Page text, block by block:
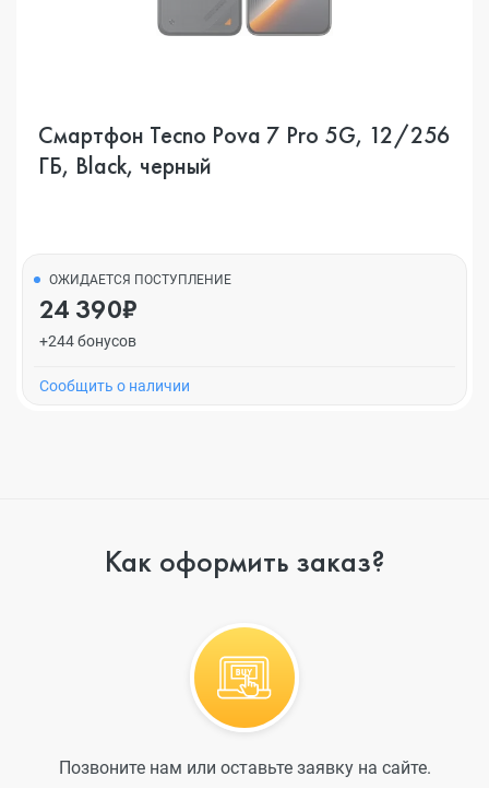
Смартфон Tecno Pova 7 Pro 5G, 12/256
ГБ, Black, черный
ОЖИДАЕТСЯ ПОСТУПЛЕНИЕ
24 390₽
+244 бонусов
Cообщить о наличии
Как оформить заказ?
Позвоните нам или оставьте заявку на сайте.